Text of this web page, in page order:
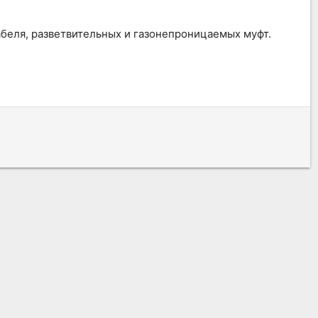
разветвительных и газонепроницаемых муфт.